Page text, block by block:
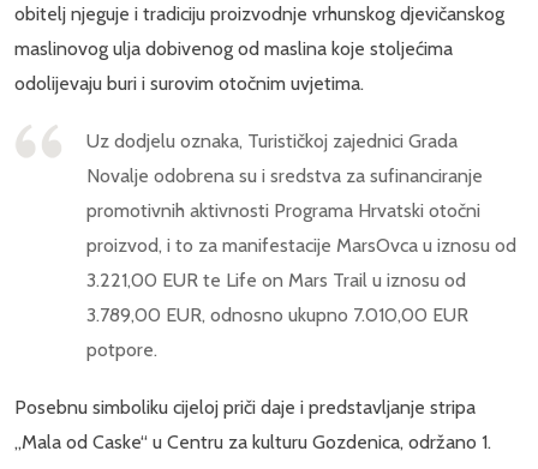
obitelj njeguje i tradiciju proizvodnje vrhunskog djevičanskog
maslinovog ulja dobivenog od maslina koje stoljećima
odolijevaju buri i surovim otočnim uvjetima.
Uz dodjelu oznaka, Turističkoj zajednici Grada
Novalje odobrena su i sredstva za sufinanciranje
promotivnih aktivnosti Programa Hrvatski otočni
proizvod, i to za manifestacije MarsOvca u iznosu od
3.221,00 EUR te Life on Mars Trail u iznosu od
3.789,00 EUR, odnosno ukupno 7.010,00 EUR
potpore.
Posebnu simboliku cijeloj priči daje i predstavljanje stripa
„Mala od Caske“ u Centru za kulturu Gozdenica, održano 1.